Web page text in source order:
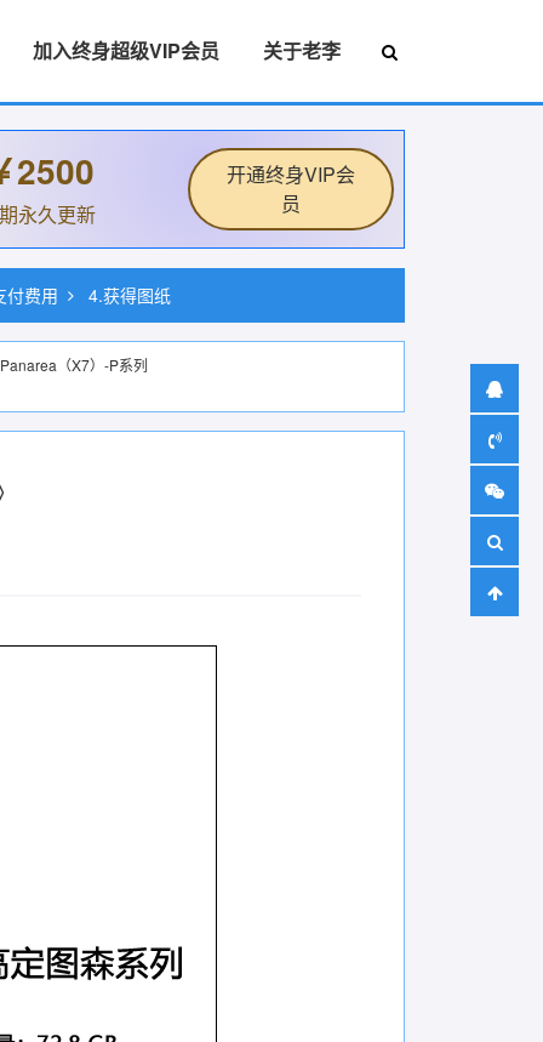
加入终身超级VIP会员 关于老李
2500
永久更新
开通终身VIP会
员
付费用 4.获得图纸
（X7）-P系列